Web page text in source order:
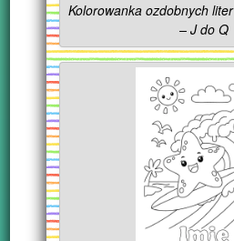
Kolorowanka ozdobnych
– J do Q